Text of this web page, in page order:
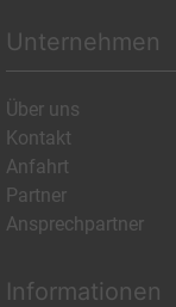
Unternehmen
Über uns
Kontakt
Anfahrt
Partner
Ansprechpartner
Informationen